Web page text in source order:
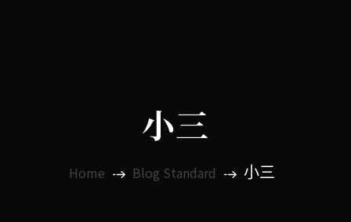
小三
Home Blog Standard 小三